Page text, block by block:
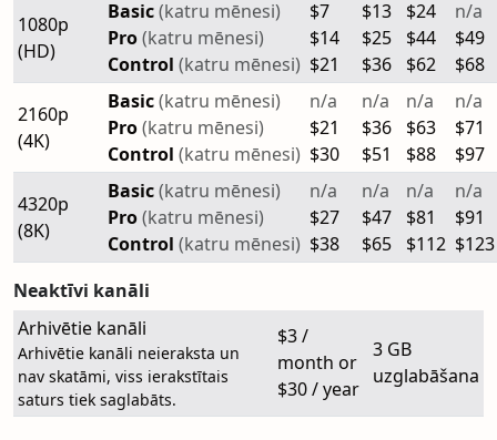
1080p
(HD)
Basic(katru mēnesi)
Pro(katru mēnesi)
Control (katru mēnesi)
$7
$14
$21
$13
$25
$36
$24
$44
$62
n/a
$49
$68
2160p
(4K)
Basic(katru mēnesi)
Pro(katru mēnesi)
Control (katru mēnesi)
n/a
$21
$30
n/a
$36
$51
n/a
$63
$88
n/a
$71
$97
4320p
(8K)
Basic(katru mēnesi)
Pro(katru mēnesi)
Control (katru mēnesi)
n/a
$27
$38
n/a
$47
$65
n/a
$81
$112
n/a
$91
$123
Neaktīvi kanāli
Arhivētie kanāli
Arhivētie kanāli neieraksta un
nav skatāmi, viss ierakstītais
saturs tiek saglabāts.
$3 /
month or
$30 / year
3 GB
uzglabāšana